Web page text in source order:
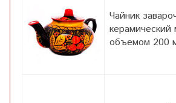
Чайник
объемом 200